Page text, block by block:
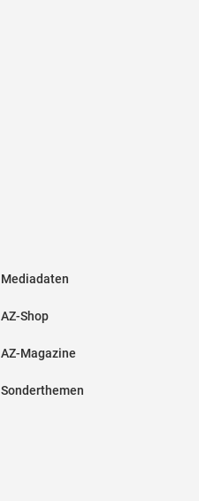
Mediadaten
AZ-Shop
AZ-Magazine
Sonderthemen